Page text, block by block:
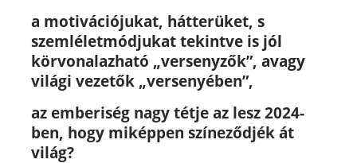
a motivációjukat, hátterüket, s
szemléletmódjukat tekintve is jól
körvonalazható „versenyzők”, avagy
világi vezetők „versenyében”,
az emberiség nagy tétje az lesz 2024-
ben, hogy miképpen színeződjék át
világ?